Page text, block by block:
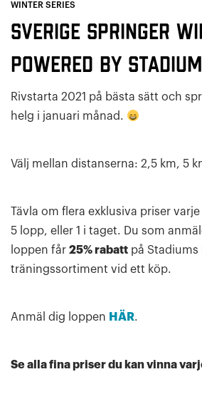
WINTER SERIES
Sverige Springer
Powered by
Rivstarta 2021 på bästa sätt och
helg i januari månad.
Välj mellan distanserna: 2,5 km, 5
Tävla om flera exklusiva priser
5 lopp, eller 1 i taget. Du som
loppen får 25% rabatt på Stadiums
träningssortiment vid ett köp.
Anmäl dig loppen HÄR.
Se alla fina priser du kan vinna